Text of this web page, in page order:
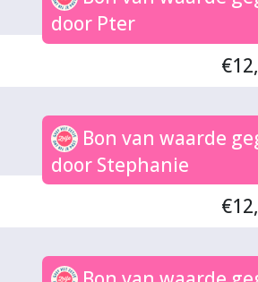
door Pter
Bon van waarde
door Stephanie